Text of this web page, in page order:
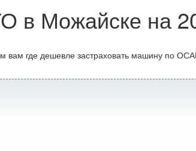
в Можайске на
вам где дешевле застраховать машину по